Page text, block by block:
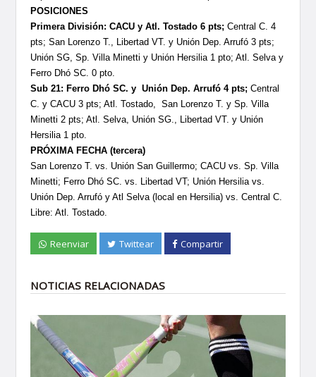
POSICIONES
Primera División: CACU y Atl. Tostado 6 pts; Central C. 4
pts; San Lorenzo T., Libertad VT. y Unión Dep. Arrufó 3 pts;
Unión SG, Sp. Villa Minetti y Unión Hersilia 1 pto; Atl. Selva y
Ferro Dhó SC. 0 pto.
Sub 21: Ferro Dhó SC. y Unión Dep. Arrufó 4 pts; Central
C. y CACU 3 pts; Atl. Tostado, San Lorenzo T. y Sp. Villa
Minetti 2 pts; Atl. Selva, Unión SG., Libertad VT. y Unión
Hersilia 1 pto.
PRÓXIMA FECHA (tercera)
San Lorenzo T. vs. Unión San Guillermo; CACU vs. Sp. Villa
Minetti; Ferro Dhó SC. vs. Libertad VT; Unión Hersilia vs.
Unión Dep. Arrufó y Atl Selva (local en Hersilia) vs. Central C.
Libre: Atl. Tostado.
Reenviar Twittear Compartir
NOTICIAS RELACIONADAS